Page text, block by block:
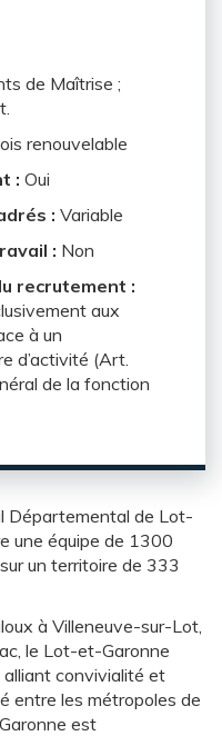
de Maîtrise ;
renouvelable
: Oui
: Variable
: Non
recrutement :
aux
à un
d’activité (Art.
de la fonction
Départemental de Lot-
une équipe de 1300
un territoire de 333
à Villeneuve-sur-Lot,
le Lot-et-Garonne
alliant convivialité et
entre les métropoles de
est